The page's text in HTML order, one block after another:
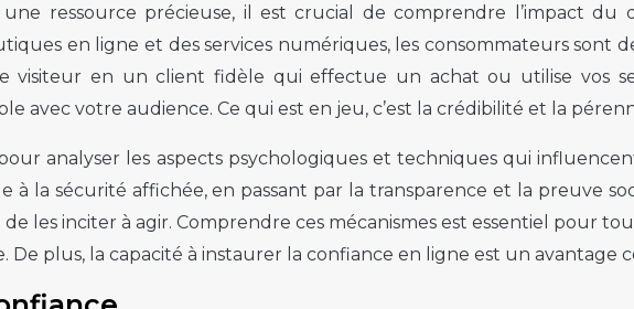
ressource précieuse, il est crucial de comprendre l’impact du
en ligne et des services numériques, les consommateurs sont
en un client fidèle qui effectue un achat ou utilise vos
avec votre audience. Ce qui est en jeu, c’est la crédibilité et la
analyser les aspects psychologiques et techniques qui
à la sécurité affichée, en passant par la transparence et la preuve
les inciter à agir. Comprendre ces mécanismes est essentiel pour
plus, la capacité à instaurer la confiance en ligne est un avantage